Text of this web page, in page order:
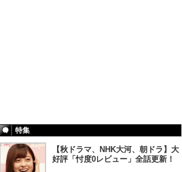
特集
【秋ドラマ、NHK大河、朝ドラ】大
好評「忖度0レビュー」全話更新！